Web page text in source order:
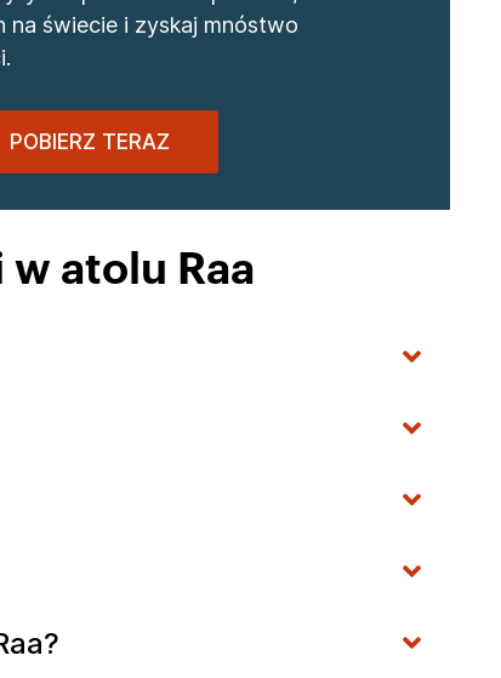
na świecie i zyskaj mnóstwo
POBIERZ TERAZ
atolu Raa